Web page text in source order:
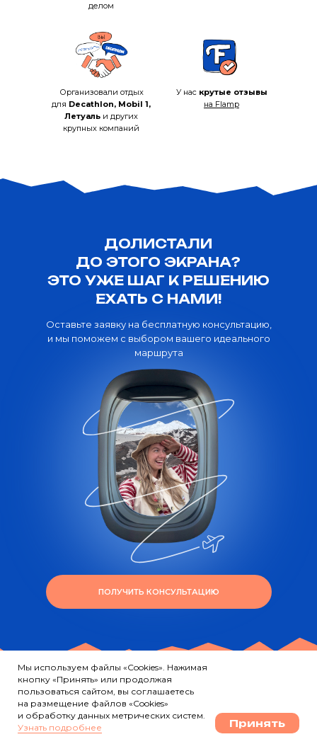
Организовали отдых
для Decathlon, Mobil 1,
Летуаль и других
крупных компаний
У нас крутые отзывы
на Flamp
делом
ДОЛИСТАЛИ
ДО ЭТОГО ЭКРАНА?
ЭТО УЖЕ ШАГ К РЕШЕНИЮ
ЕХАТЬ С НАМИ!
Оставьте заявку на бесплатную консультацию,
и мы поможем с выбором вашего идеального
маршрута
ПОЛУЧИТЬ КОНСУЛЬТАЦИЮ
Мы используем файлы «Cookies». Нажимая
кнопку «Принять» или продолжая
пользоваться сайтом, вы соглашаетесь
на размещение файлов «Cookies»
и обработку данных метрических систем.
Узнать подробнее
Принять